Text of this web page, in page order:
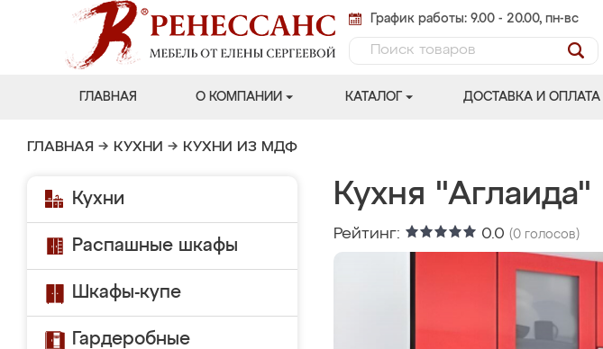
График работы: 9.00 - 20.00, пн-вс
ГЛАВНАЯ О КОМПАНИИ КАТАЛОГ ДОСТАВКА И ОПЛАТА
ГЛАВНАЯ → КУХНИ → КУХНИ ИЗ МДФ
Кухни
Распашные шкафы
Шкафы-купе
Гардеробные
Кухня "Аглаида"
Рейтинг: 0.0 (0 голосов)